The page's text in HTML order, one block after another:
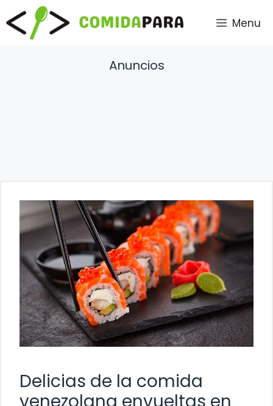
Saltar
al
contenido
Menu
Anuncios
Delicias de la comida